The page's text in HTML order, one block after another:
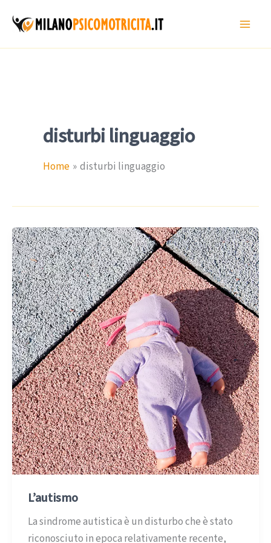
disturbi linguaggio
Home disturbi linguaggio
L’autismo
La sindrome autistica è un disturbo che è stato
riconosciuto in epoca relativamente recente,